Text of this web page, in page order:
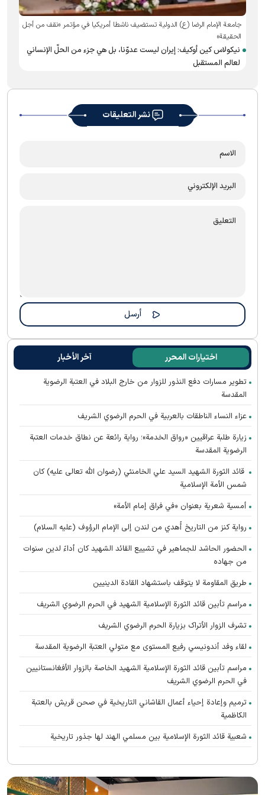
جامعة الإمام الرضا (ع) الدولية تستضيف ناشطا أمريكيا في مؤتمر «نقف من أجل
الحقيقة»
نيكولاس كين أوكيف: إيران ليست عدوّنا، بل هي جزء من الحلّ الإنساني
لعالم المستقبل
نشر التعليقات
اختيارات المحرر آخر الأخبار
تطوير مسارات دفع النذور للزوار من خارج البلاد في العتبة الرضوية
المقدسة
عزاء النساء الناطقات بالعربية في الحرم الرضوي الشريف
زيارة طلبة عراقيين «رواق الخدمة»؛ رواية رائعة عن نطاق خدمات العتبة
الرضوية المقدسة
قائد الثورة الشهيد السيد علي الخامنئي (رضوان الله تعالى عليه) كان
شمس الأمة الإسلامية
أمسية شعرية بعنوان «في فراق إمام الأمة»
رواية كنز من التاريخ أُهدي من لندن إلى الإمام الرؤوف (عليه السلام)
الحضور الحاشد للجماهير في تشييع القائد الشهيد كان أداءً لدين سنوات
من جهاده
طريق المقاومة لا يتوقف باستشهاد القادة الدينيين
مراسم تأبين قائد الثورة الإسلامية الشهید في الحرم الرضوي الشریف
تشرف الزوار الأتراک بزیارة الحرم الرضوي الشریف
لقاء وفد أندونیسي رفيع المستوى مع متولي العتبة الرضوية المقدسة
مراسم تأبین قائد الثورة الإسلامية الشهيد الخاصة بالزوار الأفغانستانیین
في الحرم الرضوي الشریف
ترميم وإعادة إحياء أعمال القاشاني التاريخية في صحن قريش بالعتبة
الكاظمية
شعبية قائد الثورة الإسلامية بين مسلمي الهند لها جذور تاريخية
رواق الغدير يستضيف محبي القائد الشهيد الأفغانستانیین